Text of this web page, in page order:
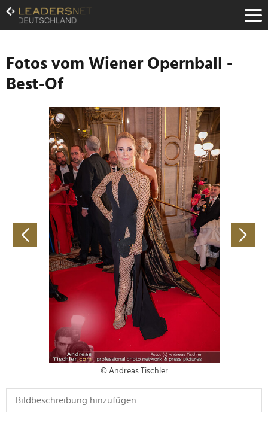
Zum
Inhalt
Zur
Navigation
Zur
Hauptnavigation
Fotos vom Wiener Opernball -
Best-Of
© Andreas Tischler